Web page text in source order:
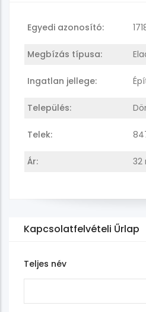
Egyedi azonosító:
Megbízás típusa:
Ingatlan jellege:
Település:
Telek:
Ár: 32
Kapcsolatfelvételi Űrlap
Teljes név